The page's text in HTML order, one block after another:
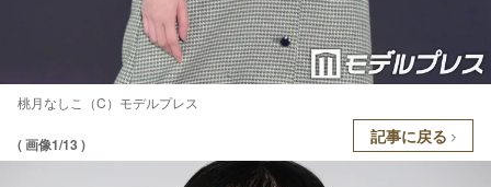
桃月なしこ（C）モデルプレス
( 画像1/13 ) 記事に戻る